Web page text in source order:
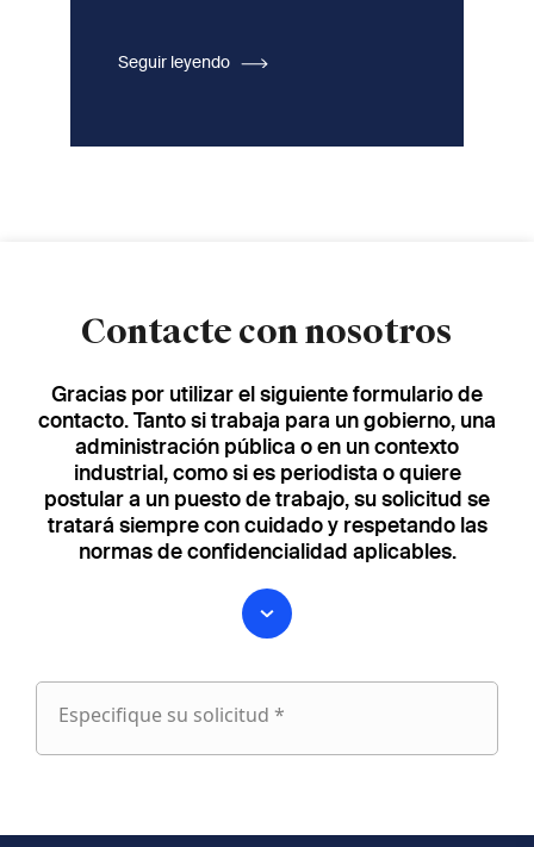
Seguir leyendo
Contacte con nosotros
Gracias por utilizar el siguiente formulario de
contacto. Tanto si trabaja para un gobierno, una
administración pública o en un contexto
industrial, como si es periodista o quiere
postular a un puesto de trabajo, su solicitud se
tratará siempre con cuidado y respetando las
normas de confidencialidad aplicables.
Especifique su solicitud *
Especifique